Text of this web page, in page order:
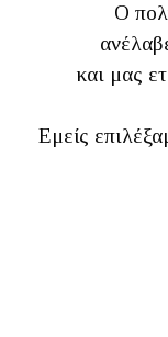
Ο
και μας
Εμείς